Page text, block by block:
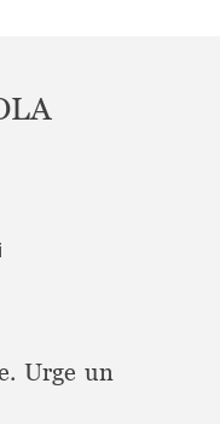
Urge un